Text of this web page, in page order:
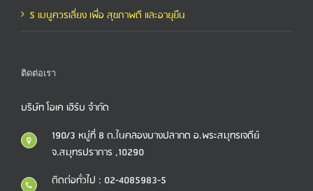
5 เมนูควรเลี่ยง เพื่อ สุขภาพดี และอายุยืน
ติดต่อเรา
บริษัท โอเค เฮิร์บ จำกัด
190/3 หมู่ที่ 8 ต.ในคลองบางปลากด อ.พระสมุทรเจดีย์
จ.สมุทรปราการ ,10290
ติดต่อทั่วไป : 02-4085983-5